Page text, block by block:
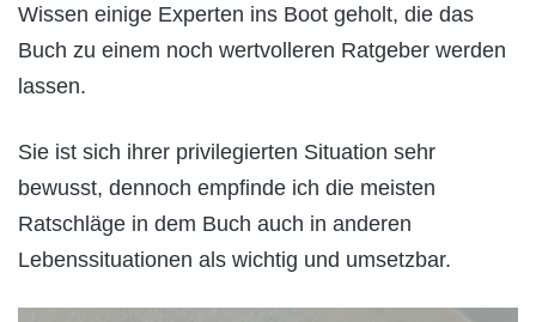
Wissen einige Experten ins Boot geholt, die das
Buch zu einem noch wertvolleren Ratgeber werden
lassen.
Sie ist sich ihrer privilegierten Situation sehr
bewusst, dennoch empfinde ich die meisten
Ratschläge in dem Buch auch in anderen
Lebenssituationen als wichtig und umsetzbar.